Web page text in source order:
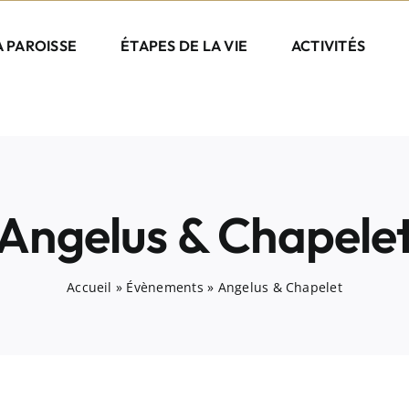
PAROISSE ÉTAPES DE LA VIE ACTIVITÉS
&
Accueil » Évènements » Angelus & Chapelet